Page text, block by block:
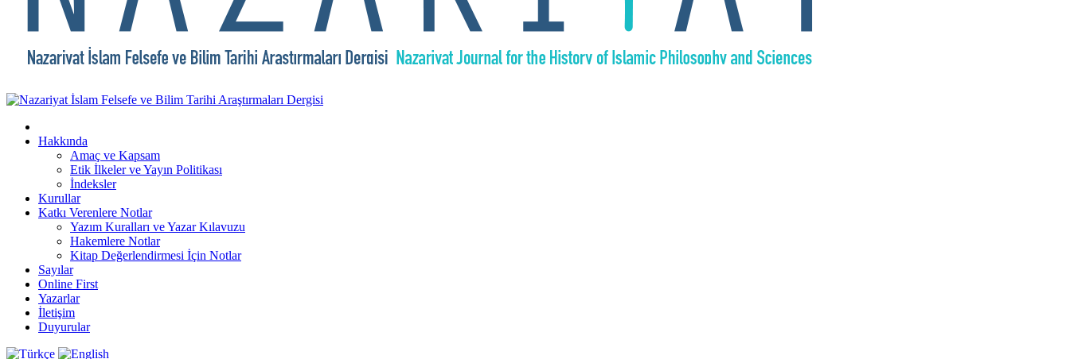
Hakkında
Amaç ve Kapsam
Etik İlkeler ve Yayın Politikası
İndeksler
Kurullar
Katkı Verenlere Notlar
Yazım Kuralları ve Yazar Kılavuzu
Hakemlere Notlar
Kitap Değerlendirmesi İçin Notlar
Sayılar
Online First
Yazarlar
İletişim
Duyurular